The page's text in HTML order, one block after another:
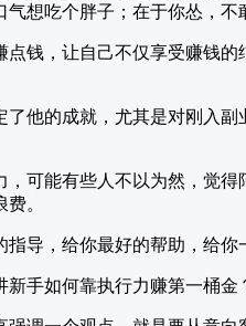
想吃个胖子；在于你怂，不
点钱，让自己不仅享受赚钱
了他的成就，尤其是对刚入
，可能有些人不以为然，觉
。
指导，给你最好的帮助，给
新手如何靠执行力赚第一桶金